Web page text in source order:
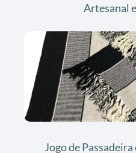
Artesanal
Jogo de